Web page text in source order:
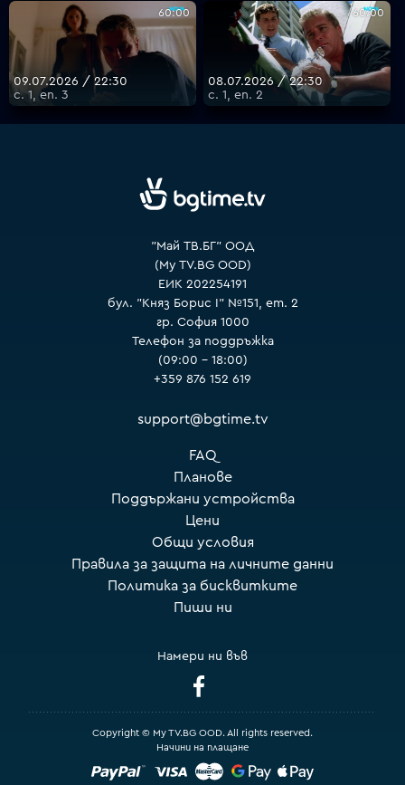
60:00
09.07.2026 / 22:30
с. 1, еп. 3
60:00
08.07.2026 / 22:30
с. 1, еп. 2
"Май ТВ.БГ" ООД
(My TV.BG OOD)
ЕИК 202254191
бул. "Княз Борис I" №151, ет. 2
гр. София 1000
Телефон за поддръжка
(09:00 – 18:00)
+359 876 152 619
support@bgtime.tv
FAQ
Планове
Поддържани устройства
Цени
Общи условия
Правила за защита на личните данни
Политика за бисквитките
Пиши ни
Намери ни във
Начини на плащане
Copyright © My TV.BG OOD. All rights reserved.